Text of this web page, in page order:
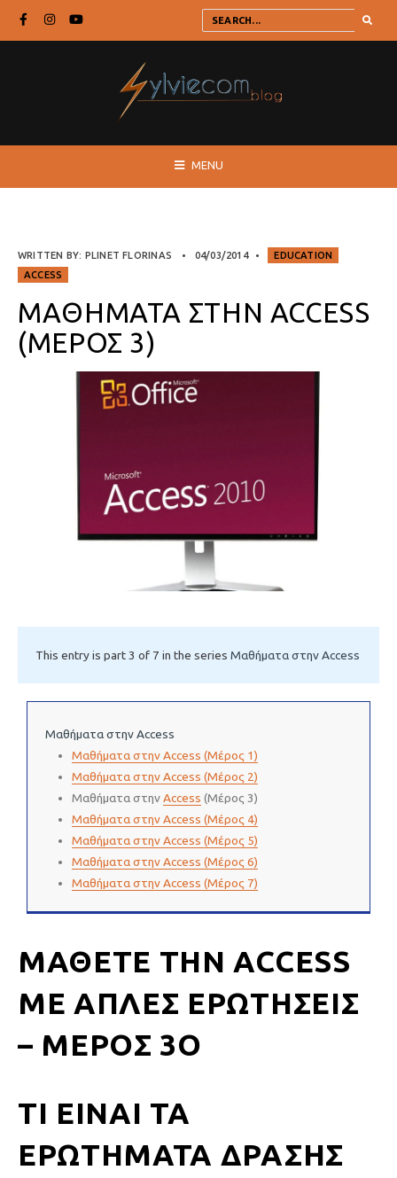
MENU
WRITTEN BY: PLINET FLORINAS • 04/03/2014 •
EDUCATION
ACCESS
ΜΑΘΉΜΑΤΑ ΣΤΗΝ ACCESS
(ΜΈΡΟΣ 3)
This entry is part 3 of 7 in the series Μαθήματα στην Access
Μαθήματα στην Access
Μαθήματα στην Access (Μέρος 1)
Μαθήματα στην Access (Μέρος 2)
Μαθήματα στηνAccess (Μέρος 3)
Μαθήματα στην Access (Μέρος 4)
Μαθήματα στην Access (Μέρος 5)
Μαθήματα στην Access (Μέρος 6)
Μαθήματα στην Access (Μέρος 7)
ΜΆΘΕΤΕ ΤΗΝ ACCESS
ΜΕ ΑΠΛΈΣ ΕΡΩΤΉΣΕΙΣ
– ΜΈΡΟΣ 3Ο
ΤΙ ΕΊΝΑΙ ΤΑ
ΕΡΩΤΉΜΑΤΑ ΔΡΆΣΗΣ